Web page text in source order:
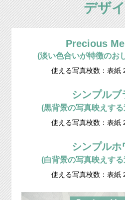
デザ
Precious
(淡い色合いが特徴のお
使える写真枚数：表紙
シンプルブ
(黒背景の写真映えす
使える写真枚数：表紙
シンプルホ
(白背景の写真映えす
使える写真枚数：表紙